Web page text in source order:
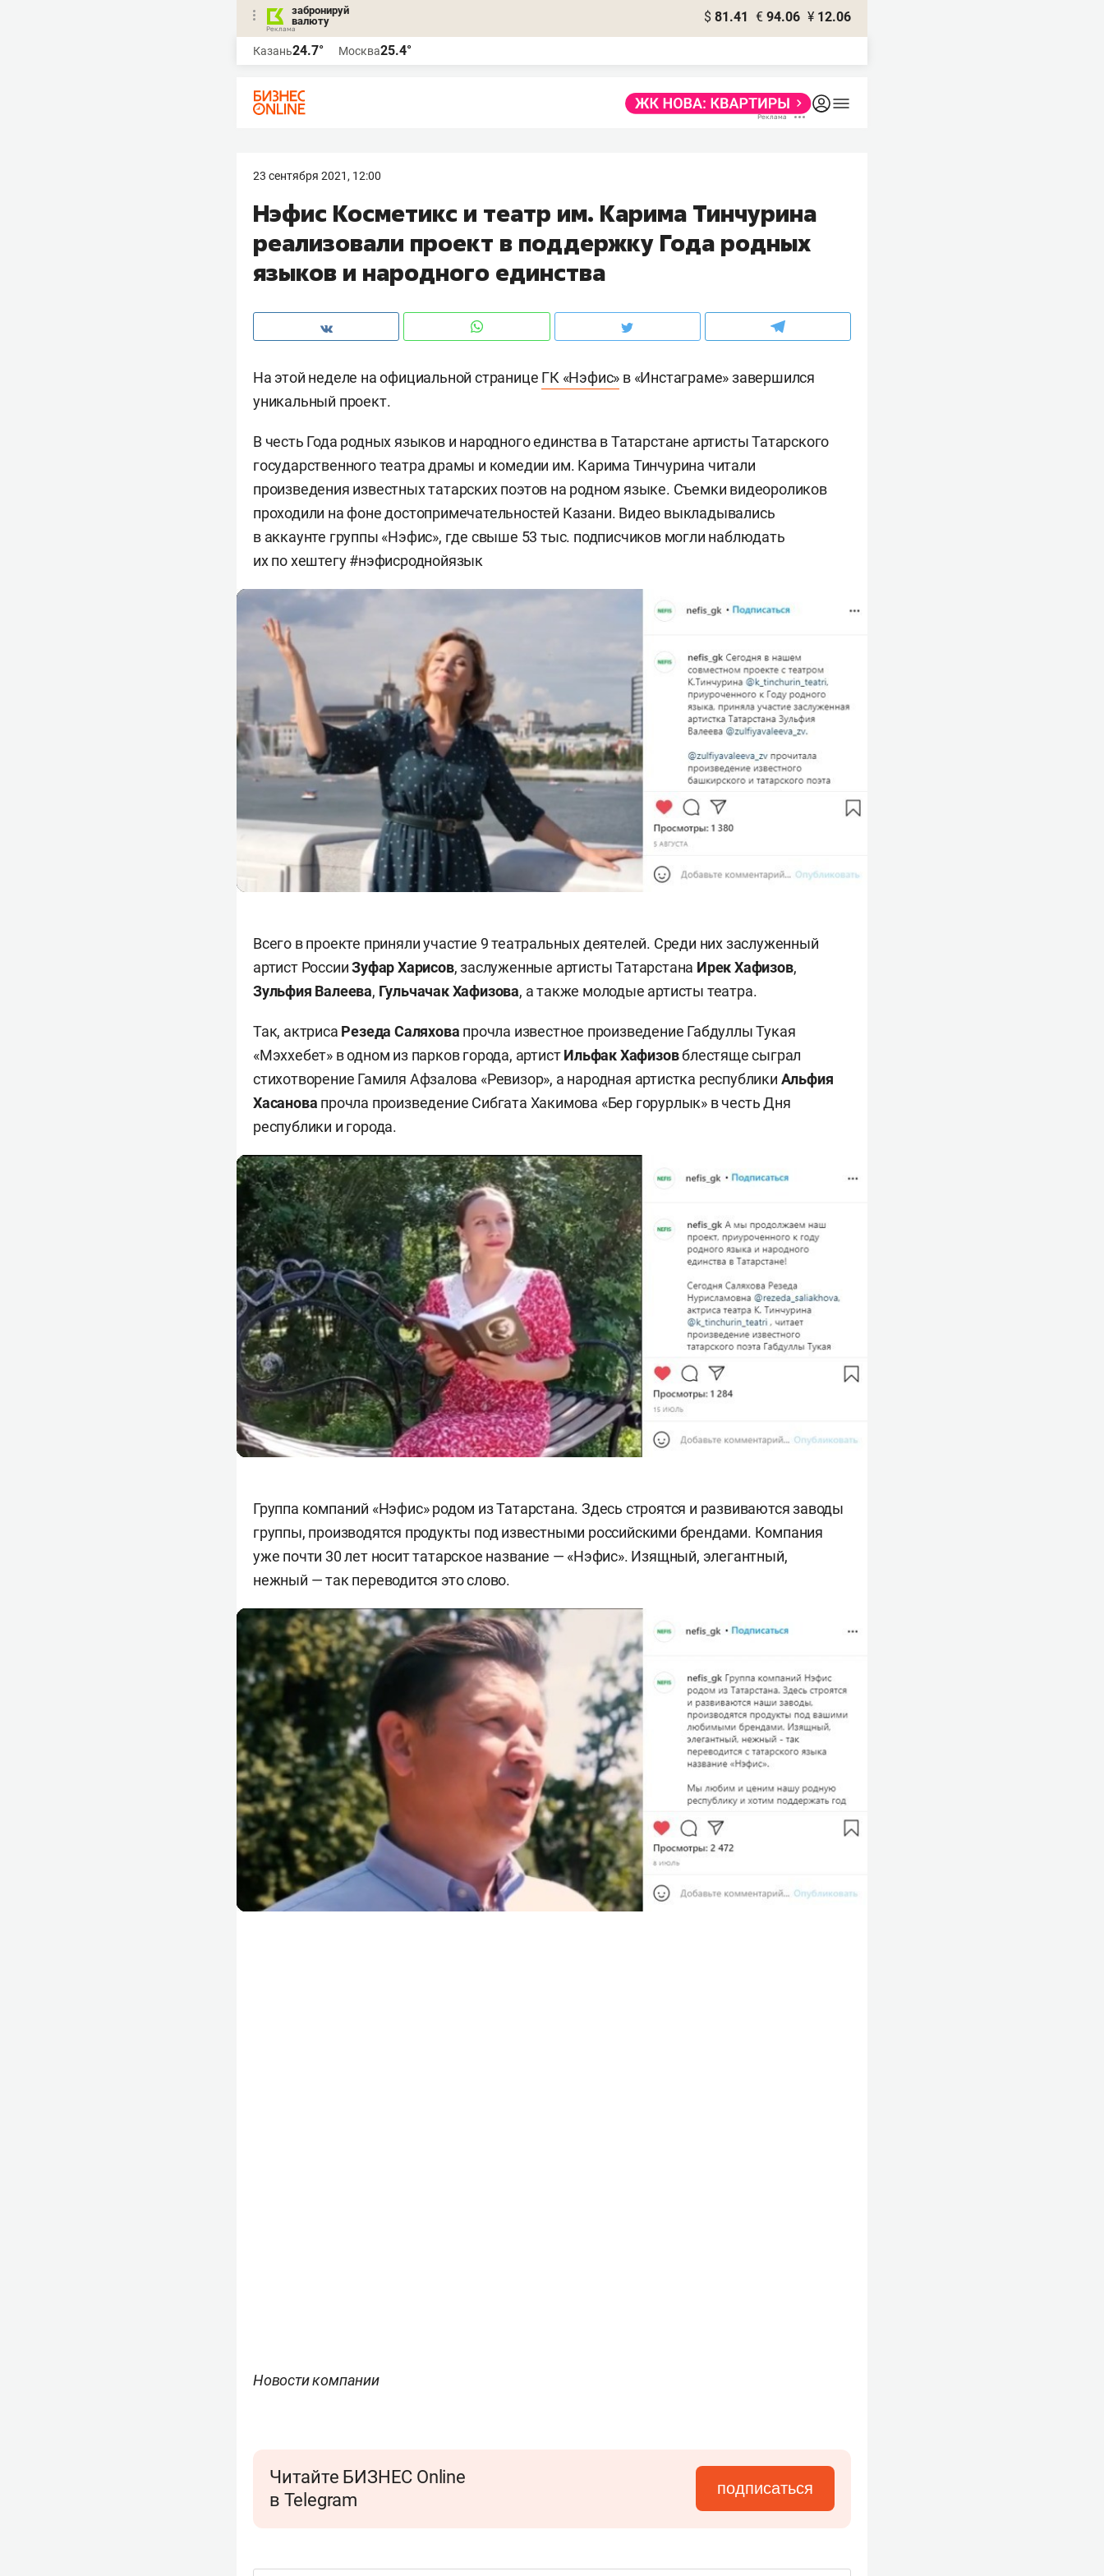
забронируй
валюту
$ 81.41 € 94.06 ¥ 12.06
Казань24.7° Москва25.4°
23 сентября 2021, 12:00
Нэфис Косметикс и театр им. Карима Тинчурина
реализовали проект в поддержку Года родных
языков и народного единства
На этой неделе на официальной странице ГК «Нэфис» в «Инстаграме» завершился
уникальный проект.
В честь Года родных языков и народного единства в Татарстане артисты Татарского
государственного театра драмы и комедии им. Карима Тинчурина читали
произведения известных татарских поэтов на родном языке. Съемки видеороликов
проходили на фоне достопримечательностей Казани. Видео выкладывались
в аккаунте группы «Нэфис», где свыше 53 тыс. подписчиков могли наблюдать
их по хештегу #нэфисроднойязык
Всего в проекте приняли участие 9 театральных деятелей. Среди них заслуженный
артист РоссииЗуфар Харисов, заслуженные артисты Татарстана Ирек Хафизов,
Зульфия Валеева, Гульчачак Хафизова, а также молодые артисты театра.
Так, актриса Резеда Саляхова прочла известное произведение Габдуллы Тукая
«Мэххебет» в одном из парков города, артистИльфак Хафизовблестяще сыграл
стихотворение Гамиля Афзалова «Ревизор», а народная артистка республики Альфия
Хасанова прочла произведение Сибгата Хакимова «Бер горурлык» в честь Дня
республики и города.
Группа компаний «Нэфис» родом из Татарстана. Здесь строятся и развиваются заводы
группы, производятся продукты под известными российскими брендами. Компания
уже почти 30 лет носит татарское название — «Нэфис». Изящный, элегантный,
нежный — так переводится это слово.
Новости компании
Читайте БИЗНЕС Online
в Telegram
подписаться